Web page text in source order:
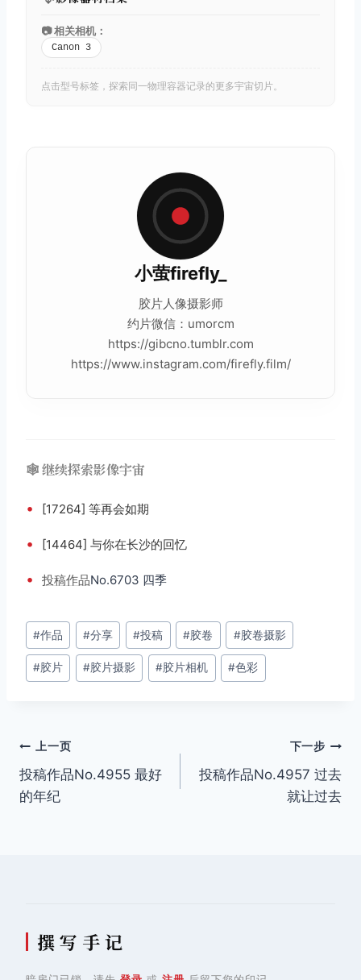
📷 相关相机：
Canon 3
点击型号标签，探索同一物理容器记录的更多宇宙切片。
小萤firefly_
胶片人像摄影师
约片微信：umorcm
https://gibcno.tumblr.com
https://www.instagram.com/firefly.film/
🕸️ 继续探索影像宇宙
• [17264] 等再会如期
• [14464] 与你在长沙的回忆
• 投稿作品No.6703 四季
文
章
标
#作品 #分享 #投稿 #胶卷 #胶卷摄影
#胶片 #胶片摄影 #胶片相机 #色彩
文
章
上一页
投稿作品No.4955 最好
的年纪
下一步
投稿作品No.4957 过去
就让过去
撰 写 手 记